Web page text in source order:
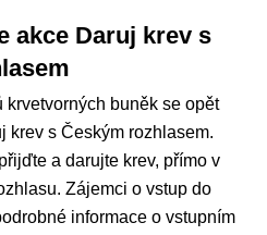
akce Daruj krev s
krvetvorných buněk se opět
krev s Českým rozhlasem.
a darujte krev, přímo v
Zájemci o vstup do
informace o vstupním